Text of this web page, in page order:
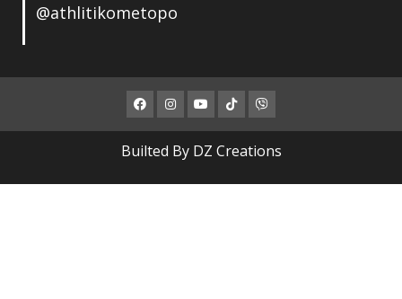
@athlitikometopo
Facebook
Instagram
Youtube
ΤΙΚ
Viber
Builted By DZ Creations